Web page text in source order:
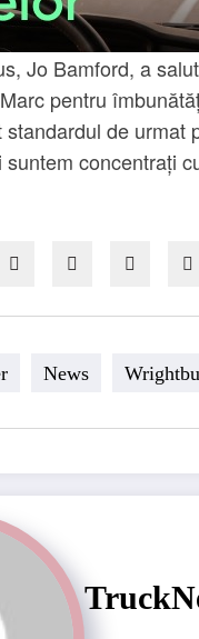
Jo Bamford, a
pentru
de urmat
concentrați
News